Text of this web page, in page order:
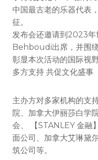
中国最古老的乐器代表
征。
发布会还邀请到2023
Behboudi出席，并围
彰显本次活动的国际视
多方支持 共促文化盛事
主办方对多家机构的支
院、加拿大伊丽莎白学
会、 【STANLEY 金融
面公司、加拿大艾琳黛
筑公司等。